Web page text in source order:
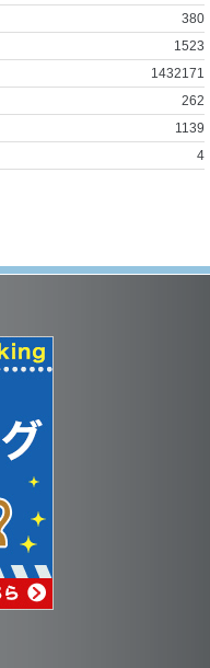
380
1523
1432171
262
1139
4